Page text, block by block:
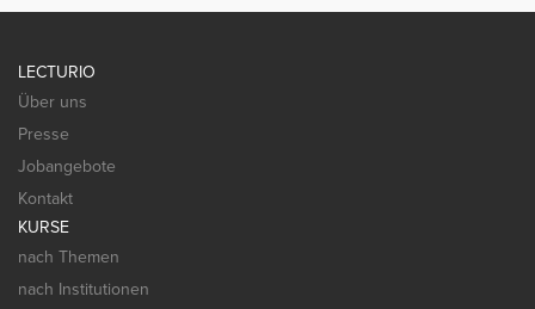
LECTURIO
Über uns
Presse
Jobangebote
Kontakt
KURSE
nach Themen
nach Institutionen